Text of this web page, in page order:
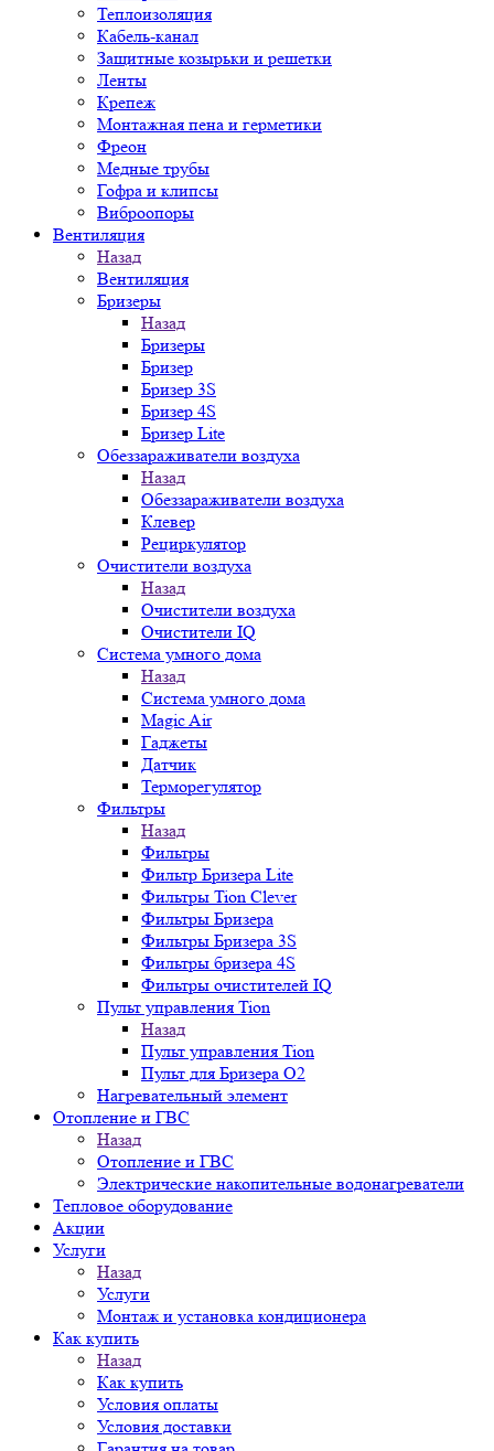
Теплоизоляция
Кабель-канал
Защитные козырьки и решетки
Ленты
Крепеж
Монтажная пена и герметики
Фреон
Медные трубы
Гофра и клипсы
Виброопоры
Вентиляция
Назад
Вентиляция
Бризеры
Назад
Бризеры
Бризер
Бризер 3S
Бризер 4S
Бризер Lite
Обеззараживатели воздуха
Назад
Обеззараживатели воздуха
Клевер
Рециркулятор
Очистители воздуха
Назад
Очистители воздуха
Очистители IQ
Система умного дома
Назад
Система умного дома
Magic Air
Гаджеты
Датчик
Терморегулятор
Фильтры
Назад
Фильтры
Фильтр Бризера Lite
Фильтры Tion Clever
Фильтры Бризера
Фильтры Бризера 3S
Фильтры бризера 4S
Фильтры очистителей IQ
Пульт управления Tion
Назад
Пульт управления Tion
Пульт для Бризера O2
Нагревательный элемент
Отопление и ГВС
Назад
Отопление и ГВС
Электрические накопительные водонагреватели
Тепловое оборудование
Акции
Услуги
Назад
Услуги
Монтаж и установка кондиционера
Как купить
Назад
Как купить
Условия оплаты
Условия доставки